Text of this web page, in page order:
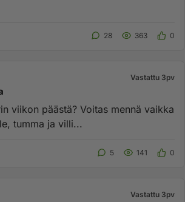
28 363 0
Vastattu 3pv
viikon päästä? Voitas mennä vaikka
Naiselle, tumma ja villi...
5 141 0
Vastattu 3pv